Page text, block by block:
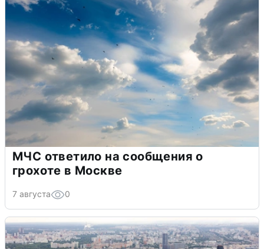
МЧС ответило на сообщения о
грохоте в Москве
7 августа 0